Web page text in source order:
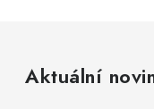
Aktuální